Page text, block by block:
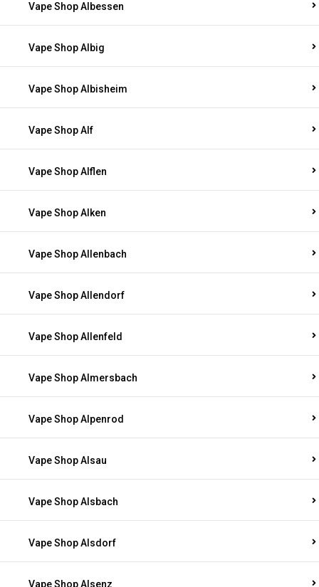
Vape Shop Albessen
Vape Shop Albig
Vape Shop Albisheim
Vape Shop Alf
Vape Shop Alflen
Vape Shop Alken
Vape Shop Allenbach
Vape Shop Allendorf
Vape Shop Allenfeld
Vape Shop Almersbach
Vape Shop Alpenrod
Vape Shop Alsau
Vape Shop Alsbach
Vape Shop Alsdorf
Vape Shop Alsenz